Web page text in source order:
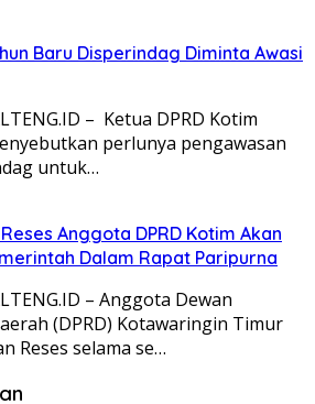
Baru Disperindag Diminta Awasi
– Ketua DPRD Kotim
perlunya pengawasan
untuk…
Anggota DPRD Kotim Akan
Dalam Rapat Paripurna
– Anggota Dewan
(DPRD) Kotawaringin Timur
Reses selama se…